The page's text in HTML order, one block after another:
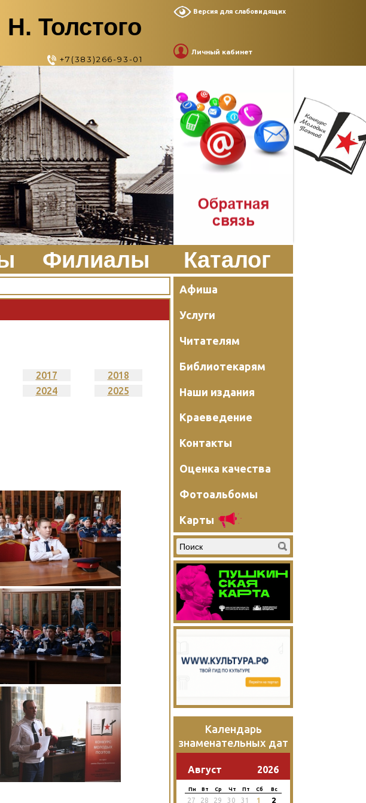
Толстого
+7(383)266-93-01
Версия для слабовидящих
Личный кабинет
Филиалы Каталог
2017
2018
2024 2025
Афиша
Услуги
Читателям
Библиотекарям
Наши издания
Краеведение
Контакты
Оценка качества
Фотоальбомы
Карты
Календарь
знаменательных дат
Август 2026
Пн Вт Ср Чт Пт Сб Вс
27 28 29 30 31 1 2